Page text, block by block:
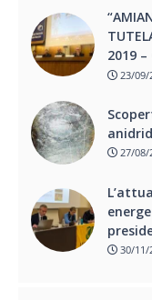
2019 –
23/09/
27/08/
30/11/